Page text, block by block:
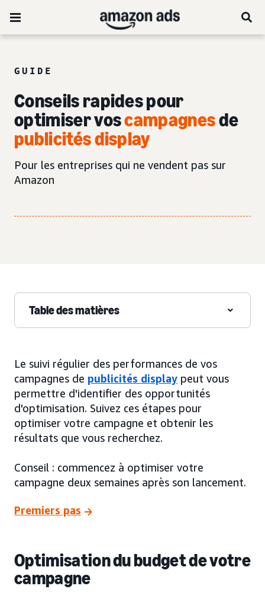
GUIDE
Conseils rapides pour
optimiser voscampagnesde
publicités display
Pour les entreprises qui ne vendent pas sur
Amazon
Table des matières
Le suivi régulier des performances de vos
campagnes de publicités display peut vous
permettre d'identifier des opportunités
d'optimisation. Suivez ces étapes pour
optimiser votre campagne et obtenir les
résultats que vous recherchez.
Conseil : commencez à optimiser votre
campagne deux semaines après son lancement.
Premiers pas
Optimisation du budget de votre
campagne